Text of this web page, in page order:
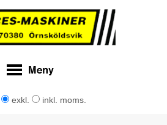
exkl. inkl. moms.